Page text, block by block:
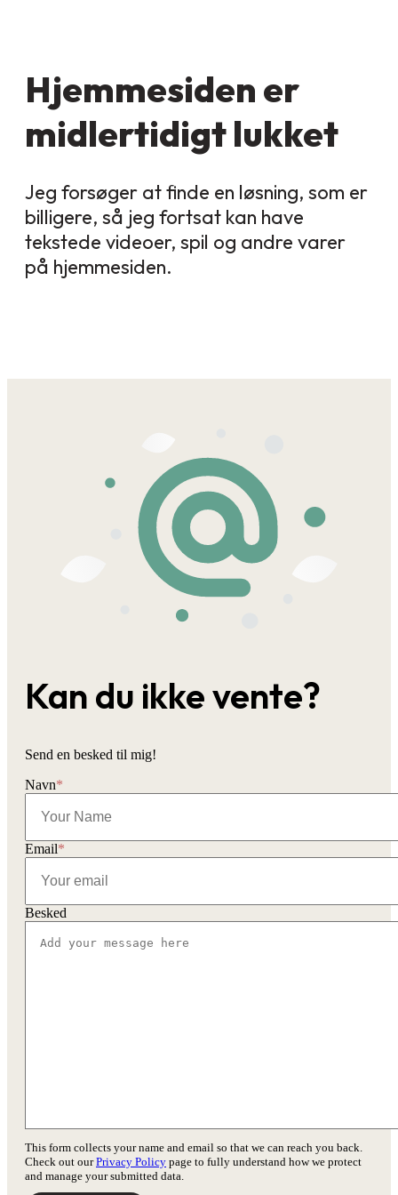
Hjemmesiden er
midlertidigt lukket
Jeg forsøger at finde en løsning, som er
billigere, så jeg fortsat kan have
tekstede videoer, spil og andre varer
på hjemmesiden.
Kan du ikke vente?
Send en besked til mig!
Navn*
Email*
Besked
This form collects your name and email so that we can reach you back.
Check out ourPrivacy Policy page to fully understand how we protect
and manage your submitted data.